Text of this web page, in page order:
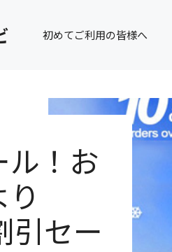
初めてご利用の皆様へ
ル！お
引セー